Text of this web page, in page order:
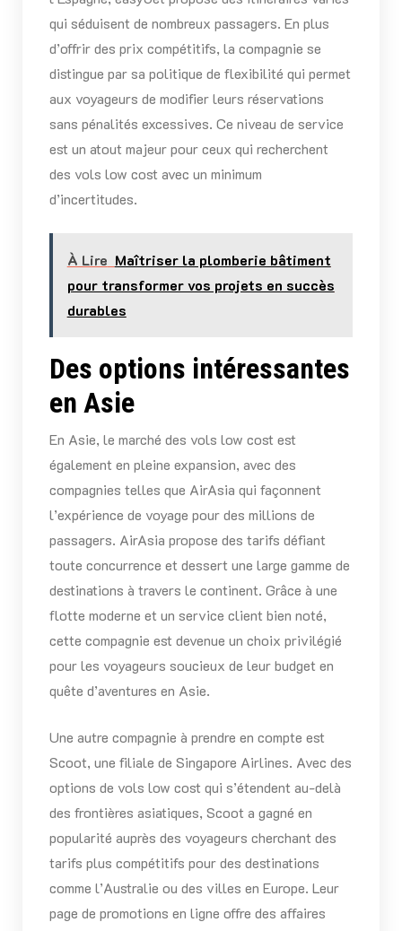
qui séduisent de nombreux passagers. En plus
d’offrir des prix compétitifs, la compagnie se
distingue par sa politique de flexibilité qui permet
aux voyageurs de modifier leurs réservations
sans pénalités excessives. Ce niveau de service
est un atout majeur pour ceux qui recherchent
des vols low cost avec un minimum
d’incertitudes.
À Lire Maîtriser la plomberie bâtiment
pour transformer vos projets en succès
durables
Des options intéressantes
en Asie
En Asie, le marché des vols low cost est
également en pleine expansion, avec des
compagnies telles que AirAsia qui façonnent
l’expérience de voyage pour des millions de
passagers. AirAsia propose des tarifs défiant
toute concurrence et dessert une large gamme de
destinations à travers le continent. Grâce à une
flotte moderne et un service client bien noté,
cette compagnie est devenue un choix privilégié
pour les voyageurs soucieux de leur budget en
quête d’aventures en Asie.
Une autre compagnie à prendre en compte est
Scoot, une filiale de Singapore Airlines. Avec des
options de vols low cost qui s’étendent au-delà
des frontières asiatiques, Scoot a gagné en
popularité auprès des voyageurs cherchant des
tarifs plus compétitifs pour des destinations
comme l’Australie ou des villes en Europe. Leur
page de promotions en ligne offre des affaires